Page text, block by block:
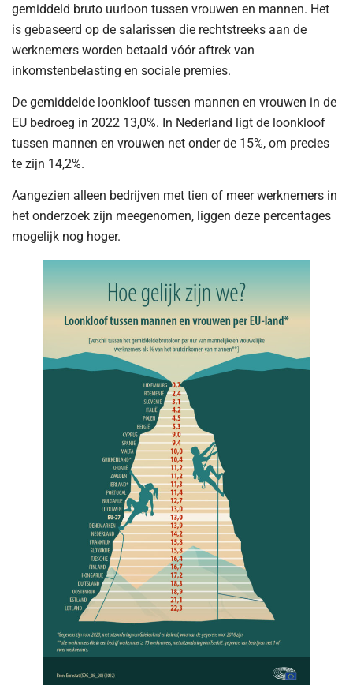
gemiddeld bruto uurloon tussen vrouwen en mannen. Het
is gebaseerd op de salarissen die rechtstreeks aan de
werknemers worden betaald vóór aftrek van
inkomstenbelasting en sociale premies.
De gemiddelde loonkloof tussen mannen en vrouwen in de
EU bedroeg in 2022 13,0%. In Nederland ligt de loonkloof
tussen mannen en vrouwen net onder de 15%, om precies
te zijn 14,2%.
Aangezien alleen bedrijven met tien of meer werknemers in
het onderzoek zijn meegenomen, liggen deze percentages
mogelijk nog hoger.